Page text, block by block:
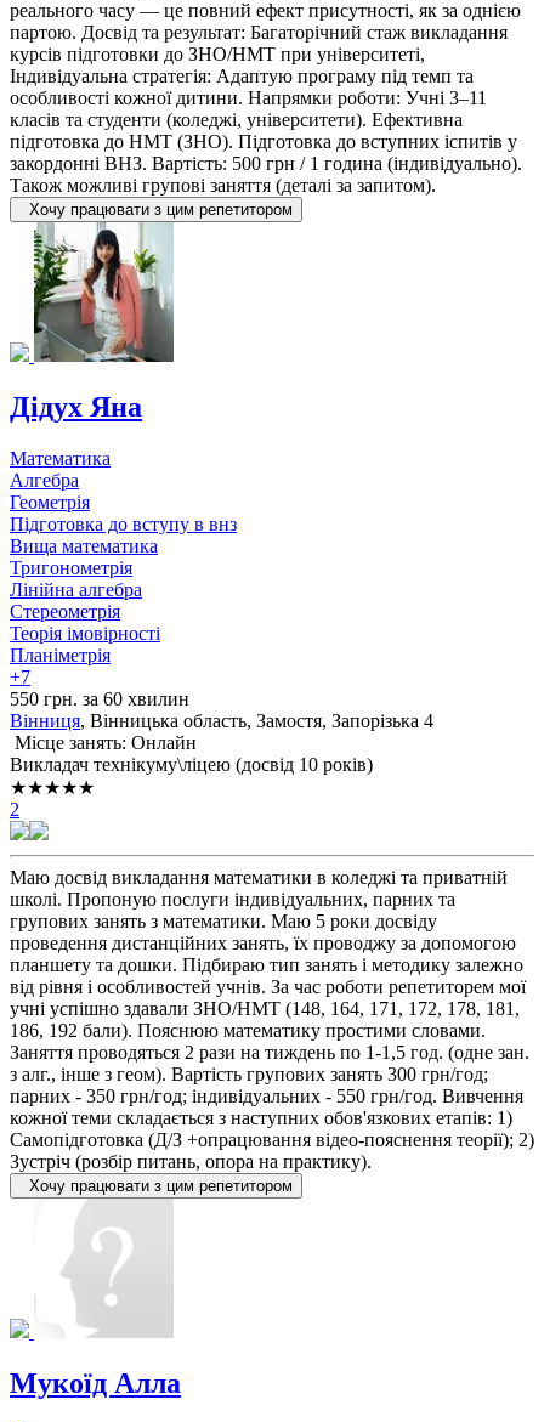
реального часу — це повний ефект присутності, як за однією
партою. Досвід та результат: Багаторічний стаж викладання
курсів підготовки до ЗНО/НМТ при університеті,
Індивідуальна стратегія: Адаптую програму під темп та
особливості кожної дитини. Напрямки роботи: Учні 3–11
класів та студенти (коледжі, університети). Ефективна
підготовка до НМТ (ЗНО). Підготовка до вступних іспитів у
закордонні ВНЗ. Вартість: 500 грн / 1 година (індивідуально).
Також можливі групові заняття (деталі за запитом).
Хочу працювати з цим репетитором
Дідух Яна
Математика
Алгебра
Геометрія
Підготовка до вступу в внз
Вища математика
Тригонометрія
Лінійна алгебра
Стереометрія
Теорія імовірності
Планіметрія
+7
550 грн. за 60 хвилин
Вінниця, Вінницька область, Замостя, Запорізька 4
Місце занять: Онлайн
Викладач технікуму\ліцею (досвід 10 років)
★★★★★
2
Маю досвід викладання математики в коледжі та приватній
школі. Пропоную послуги індивідуальних, парних та
групових занять з математики. Маю 5 роки досвіду
проведення дистанційних занять, їх проводжу за допомогою
планшету та дошки. Підбираю тип занять і методику залежно
від рівня і особливостей учнів. За час роботи репетиторем мої
учні успішно здавали ЗНО/НМТ (148, 164, 171, 172, 178, 181,
186, 192 бали). Пояснюю математику простими словами.
Заняття проводяться 2 рази на тиждень по 1-1,5 год. (одне зан.
з алг., інше з геом). Вартість групових занять 300 грн/год;
парних - 350 грн/год; індивідуальних - 550 грн/год. Вивчення
кожної теми складається з наступних обов'язкових етапів: 1)
Самопідготовка (Д/З +опрацювання відео-пояснення теорії); 2)
Зустріч (розбір питань, опора на практику).
Хочу працювати з цим репетитором
Мукоїд Алла